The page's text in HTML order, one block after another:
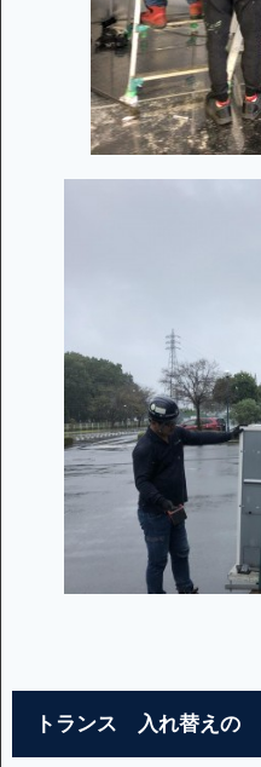
トランス 入れ替え